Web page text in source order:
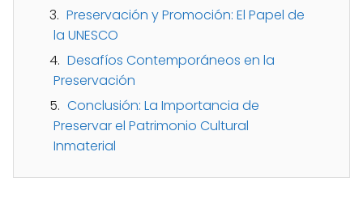
Preservación y Promoción: El Papel de
la UNESCO
Desafíos Contemporáneos en la
Preservación
Conclusión: La Importancia de
Preservar el Patrimonio Cultural
Inmaterial